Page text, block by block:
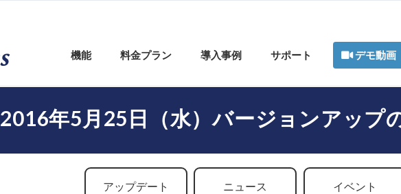
機能 料金プラン 導入事例 サポート デモ動画
2016年5月25日（水）バージョンアップ
アップデート ニュース イベント